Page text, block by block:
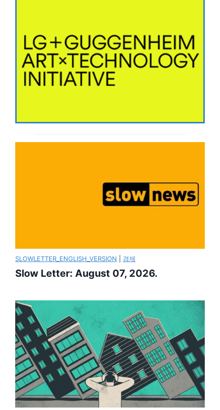
SLOWLETTER_ENGLISH_VERSION 경제
Slow Letter: August 07, 2026.